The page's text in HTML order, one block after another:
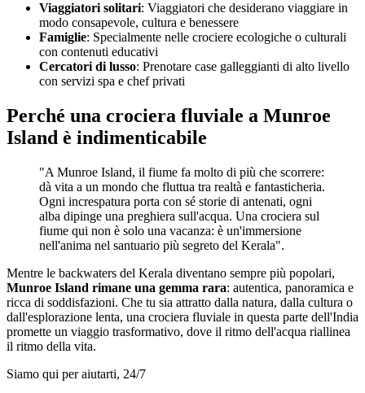
Viaggiatori solitari: Viaggiatori che desiderano viaggiare in
modo consapevole, cultura e benessere
Famiglie: Specialmente nelle crociere ecologiche o culturali
con contenuti educativi
Cercatori di lusso: Prenotare case galleggianti di alto livello
con servizi spa e chef privati
Perché una crociera fluviale a Munroe
Island è indimenticabile
"A Munroe Island, il fiume fa molto di più che scorrere:
dà vita a un mondo che fluttua tra realtà e fantasticheria.
Ogni increspatura porta con sé storie di antenati, ogni
alba dipinge una preghiera sull'acqua. Una crociera sul
fiume qui non è solo una vacanza: è un'immersione
nell'anima nel santuario più segreto del Kerala".
Mentre le backwaters del Kerala diventano sempre più popolari,
Munroe Island rimane una gemma rara: autentica, panoramica e
ricca di soddisfazioni. Che tu sia attratto dalla natura, dalla cultura o
dall'esplorazione lenta, una crociera fluviale in questa parte dell'India
promette un viaggio trasformativo, dove il ritmo dell'acqua riallinea
il ritmo della vita.
Siamo qui per aiutarti, 24/7